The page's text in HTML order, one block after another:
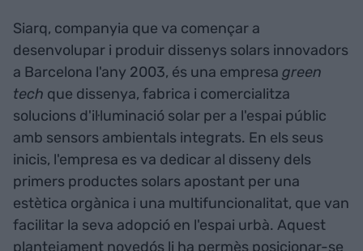
Siarq, companyia que va començar a
desenvolupar i produir dissenys solars innovadors
a Barcelona l'any 2003, és una empresa green
tech que dissenya, fabrica i comercialitza
solucions d'il·luminació solar per a l'espai públic
amb sensors ambientals integrats. En els seus
inicis, l'empresa es va dedicar al disseny dels
primers productes solars apostant per una
estètica orgànica i una multifuncionalitat, que van
facilitar la seva adopció en l'espai urbà. Aquest
plantejament novedós li ha permès posicionar-se